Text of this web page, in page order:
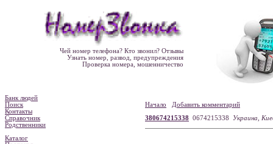
Чей номер телефона? Кто звонил? Отзывы
Узнать номер, развод, предупреждения
Проверка номера, мошенничество
Банк людей
Поиск
Контакты
Справочник
Родственники
Каталог
Начало
Добавить комментарий
380674215338 0674215338 Украина,